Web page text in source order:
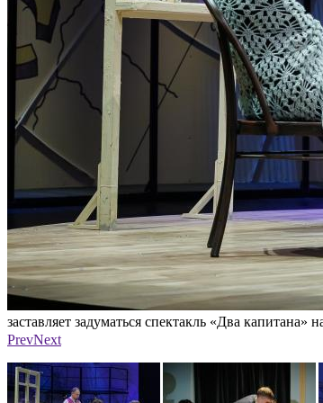
заставляет задуматься спектакль «Два капитана»
Фото: Псковский театр драмы имени А. С.
PrevNext